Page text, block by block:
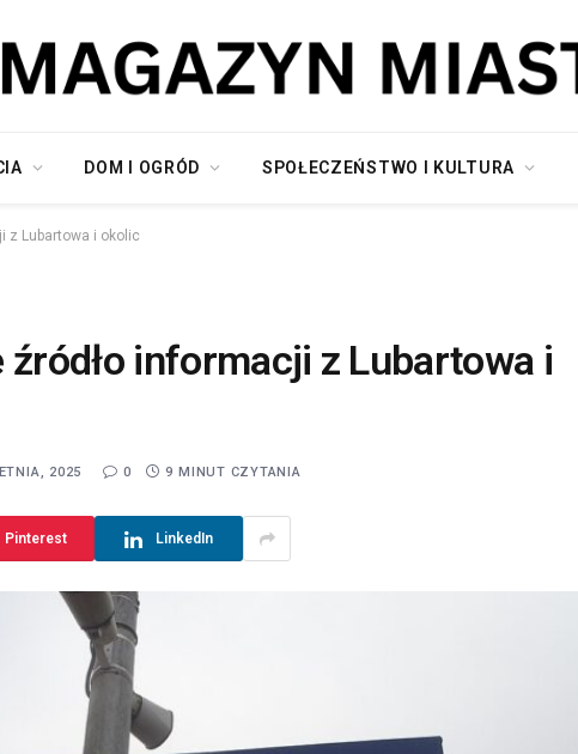
DOM I OGRÓD SPOŁECZEŃSTWO I KULTURA
z Lubartowa i okolic
informacji z Lubartowa i
2025 0 9 MINUT CZYTANIA
Pinterest LinkedIn